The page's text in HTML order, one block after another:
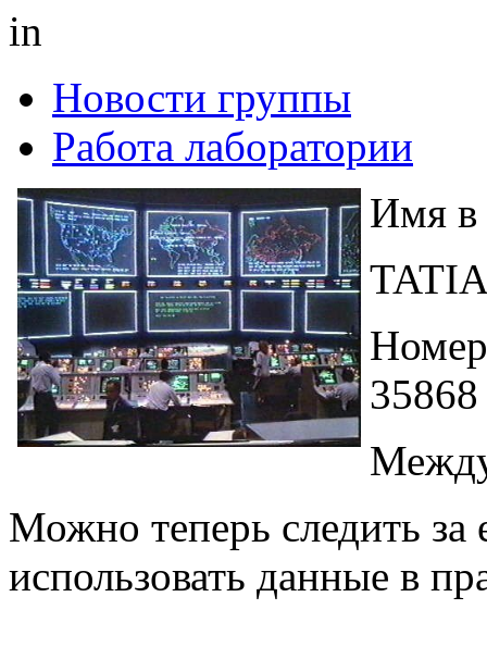
in
Новости группы
Работа лаборатории
Имя в
35868
Можно теперь следить
использовать данные в